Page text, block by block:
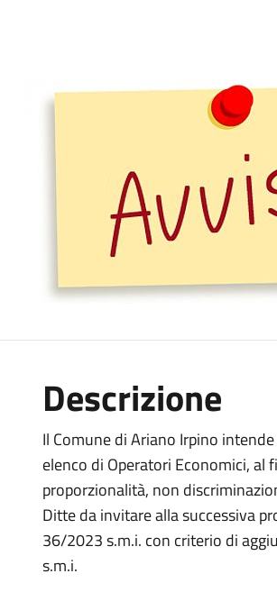
Descrizione
Il Comune di Ariano Irpino
elenco di Operatori Economici, al
proporzionalità, non
Ditte da invitare alla successiva
36/2023 s.m.i. con criterio di
s.m.i.